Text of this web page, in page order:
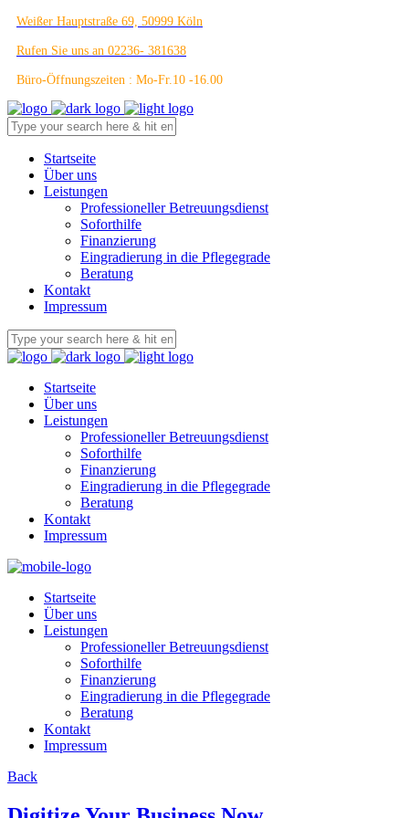
Weißer Hauptstraße 69, 50999 Köln
Rufen Sie uns an 02236- 381638
Büro-Öffnungszeiten : Mo-Fr.10 -16.00
Startseite
Über uns
Leistungen
Professioneller Betreuungsdienst
Soforthilfe
Finanzierung
Eingradierung in die Pflegegrade
Beratung
Kontakt
Impressum
Startseite
Über uns
Leistungen
Professioneller Betreuungsdienst
Soforthilfe
Finanzierung
Eingradierung in die Pflegegrade
Beratung
Kontakt
Impressum
Startseite
Über uns
Leistungen
Professioneller Betreuungsdienst
Soforthilfe
Finanzierung
Eingradierung in die Pflegegrade
Beratung
Kontakt
Impressum
Back